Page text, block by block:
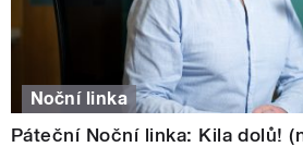
Noční linka
Páteční Noční linka: Kila dolů!